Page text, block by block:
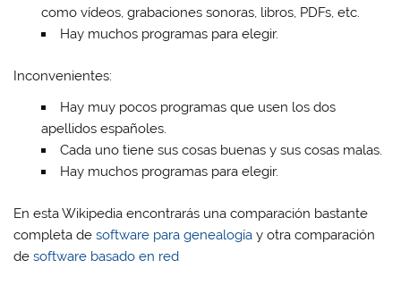
como vídeos, grabaciones sonoras, libros, PDFs, etc.
Hay muchos programas para elegir.
Inconvenientes:
Hay muy pocos programas que usen los dos
apellidos españoles.
Cada uno tiene sus cosas buenas y sus cosas malas.
Hay muchos programas para elegir.
En esta Wikipedia encontrarás una comparación bastante
completa desoftware para genealogía y otra comparación
desoftware basado en red